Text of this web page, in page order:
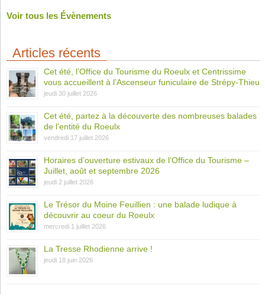
Voir tous les Évènements
Articles récents
Cet été, l’Office du Tourisme du Roeulx et Centrissime
vous accueillent à l’Ascenseur funiculaire de Strépy-Thieu
jeudi 30 juillet 2026
Cet été, partez à la découverte des nombreuses balades
de l’entité du Roeulx
vendredi 17 juillet 2026
Horaires d’ouverture estivaux de l’Office du Tourisme –
Juillet, août et septembre 2026
jeudi 2 juillet 2026
Le Trésor du Moine Feuillien : une balade ludique à
découvrir au coeur du Roeulx
mercredi 1 juillet 2026
La Tresse Rhodienne arrive !
jeudi 18 juin 2026